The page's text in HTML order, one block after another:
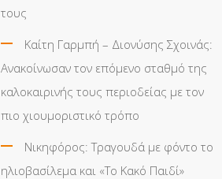
τους
Καίτη Γαρμπή – Διονύσης Σχοινάς:
Ανακοίνωσαν τον επόμενο σταθμό της
καλοκαιρινής τους περιοδείας με τον
πιο χιουμοριστικό τρόπο
Νικηφόρος: Τραγουδά με φόντο το
ηλιοβασίλεμα και «Το Κακό Παιδί»